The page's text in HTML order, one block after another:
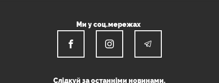
Ми у соц.мережах
Слідкуй за останніми новинами.